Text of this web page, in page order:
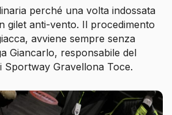
perché una volta indossata
gilet anti-vento. Il procedimento
avviene sempre senza
Giancarlo, responsabile del
Sportway Gravellona Toce.